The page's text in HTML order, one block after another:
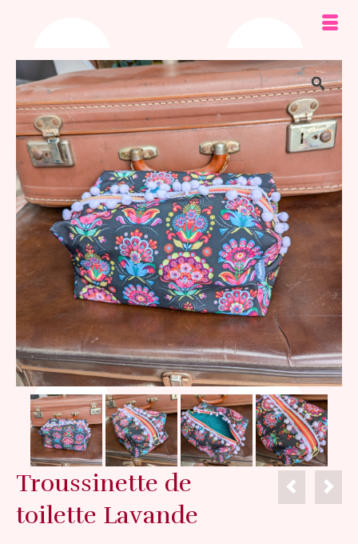
Troussinette de
toilette Lavande